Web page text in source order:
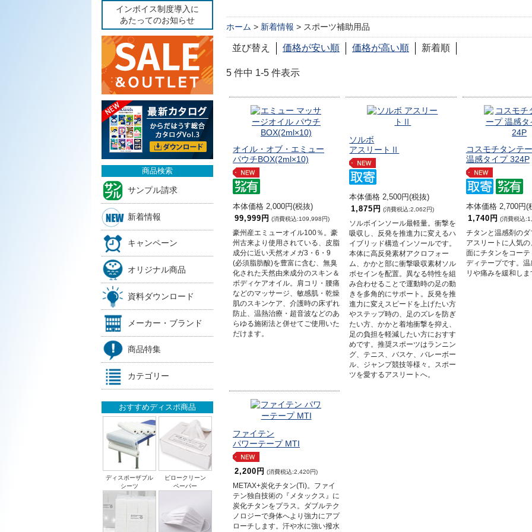
インボイス制度導入に
あたってのお知らせ
商品検索
サンプル請求
新着情報
キャンペーン
オリジナル商品
資料ダウンロード
メーカー・ブランド
商品特集
カテゴリー
おすすめディスポ商品
ディスポーザブル
シーツ
ピロークリーン
ペーパー
ホーム > 新着情報 > スポーツ補助用品
並び替え 価格が安い順 価格が高い順 新着順
5 件中 1-5 件表示
オイル・オブ・エミュー
パウチBOX(2ml×10)
本体価格 2,000円(税抜)
99,999円 (消費税込:109,998円)
豪州産エミューオイル100％。豪
州古来より使用されている、皮脂
成分に近い天然オメガ3・6・9
(必須脂肪酸)を豊富に含む、無臭
化された天然由来成分のスキン＆
ボディケアオイル。肩コリ・腰痛
などのマッサージ、敏感肌・乾燥
肌のスキンケア、介護時の床ずれ
防止、温熱治療・超音波などのあ
らゆる施術法と併せてご使用いた
だけます。
ソルボ
アスリートⅡ
本体価格 2,500円(税抜)
1,875円 (消費税込:2,062円)
ソルボインソール最軽量。衝撃を
吸収し、反発を推進力に変えるハ
イブリッド構造インソールです。
本体に高反発素材アクロフォー
ム、かかと部に衝撃吸収素材ソル
ボセインを配置。異なる特性を組
み合わせることで運動時の足の動
きを多角的にサポート。反発を推
進力に変えスピードを上げたい方
やステップ時の、足のズレを防ぎ
たい方、かかと着地衝撃を抑え、
足の負担を軽減したい方におすす
めです。推奨スポーツはランニン
グ、テニス、バスケ、バレーボー
ル、ジャンプ競技等様々。スポー
ツを愛するアスリートへ。
コスモチタンテ
温感タイプ 324P
本体価格 2,700円(
1,740円 (消費税込
チタンと温感剤の
アスリートに人気
面にチタンをコー
ディテープです。
リや痛みを緩和しま
ファイテン
パワーテープ MTI
2,200円 (消費税込:2,420円)
METAX+炭化チタン(Ti)。ファイ
テン独自技術の『メタックス』に
炭化チタンをプラス。ダブルテク
ノロジーで身体へより強力にアプ
ローチします。汗や水に強い撥水